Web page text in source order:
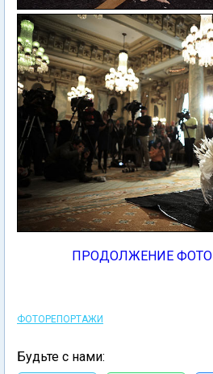
ПРОДОЛЖЕНИЕ
ФОТОРЕПОРТАЖИ
Будьте с нами: